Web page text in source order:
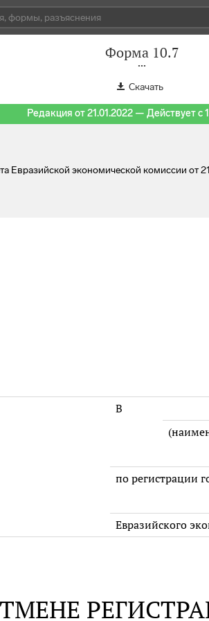
Форма 10.7
Скачать
Редакция от 21.01.2022 — Действует с
Евразийской экономической комиссии от
В
по регистрации
Евразийского